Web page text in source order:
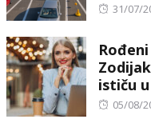
Posted
31/07/
ističu
Posted
05/08/